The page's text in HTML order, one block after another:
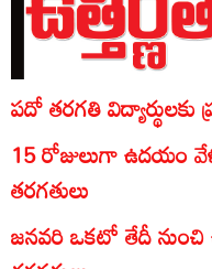
పదో తరగతి విద్యార్థులకు
15 రోజులుగా ఉదయం
తరగతులు
జనవరి ఒకటో తేదీ